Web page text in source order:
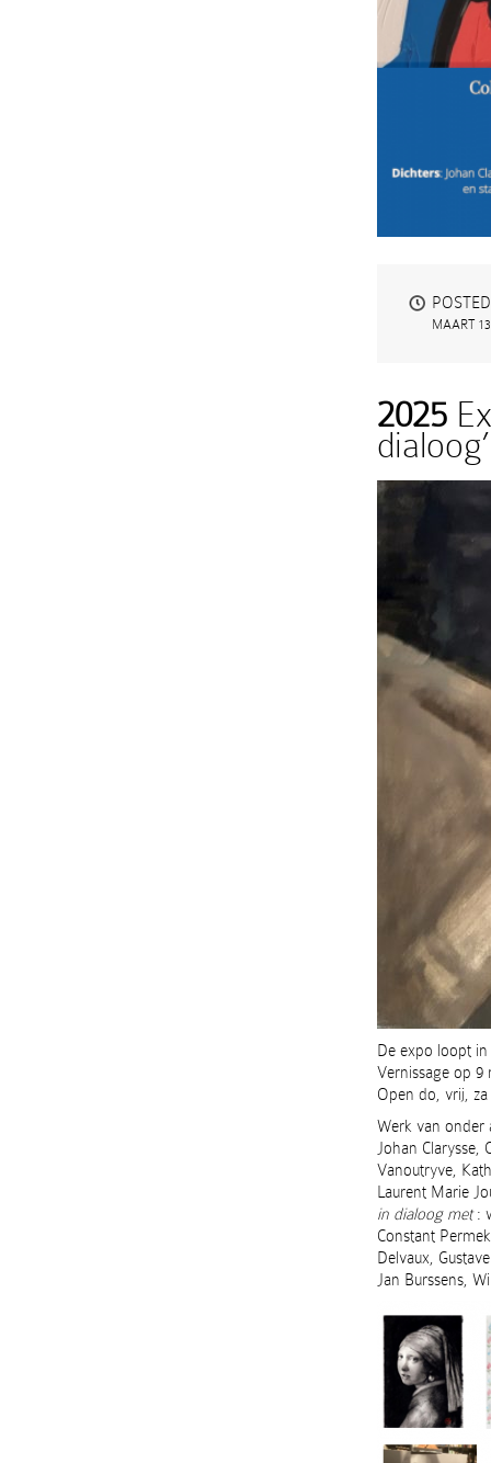
MAART
2025
De expo loopt
Vernissage op 9
Open do, vrij,
Werk van onder
Johan
Vanoutryve,
Laurent Marie
in dialoog met:
Constant
Delvaux,
Jan Burssens,